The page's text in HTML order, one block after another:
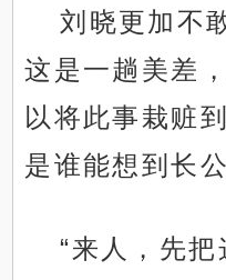
刘晓更加不
这是一趟美差
以将此事栽赃
是谁能想到长
“来人，先